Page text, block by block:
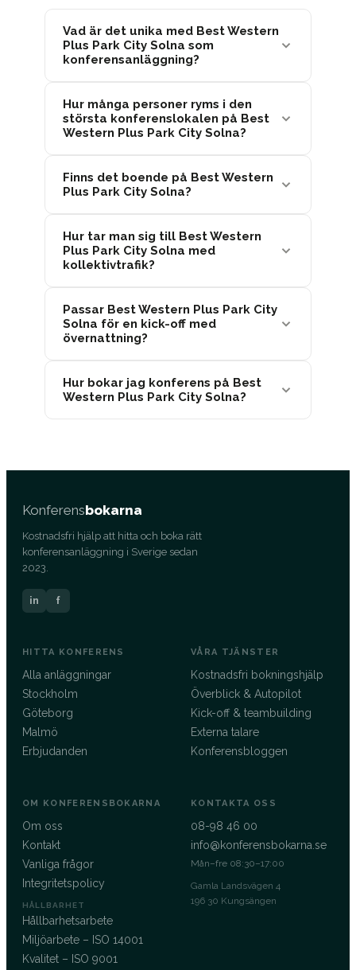
Vad är det unika med Best Western
Plus Park City Solna som
konferensanläggning?
Hur många personer ryms i den
största konferenslokalen på Best
Western Plus Park City Solna?
Finns det boende på Best Western
Plus Park City Solna?
Hur tar man sig till Best Western
Plus Park City Solna med
kollektivtrafik?
Passar Best Western Plus Park City
Solna för en kick-off med
övernattning?
Hur bokar jag konferens på Best
Western Plus Park City Solna?
Konferensbokarna
Kostnadsfri hjälp att hitta och boka rätt
konferensanläggning i Sverige sedan
2023.
in f
HITTA KONFERENS
Alla anläggningar
Stockholm
Göteborg
Malmö
Erbjudanden
VÅRA TJÄNSTER
Kostnadsfri bokningshjälp
Överblick & Autopilot
Kick-off & teambuilding
Externa talare
Konferensbloggen
OM KONFERENSBOKARNA
Om oss
Kontakt
Vanliga frågor
Integritetspolicy
HÅLLBARHET
Hållbarhetsarbete
Miljöarbete – ISO 14001
Kvalitet – ISO 9001
KONTAKTA OSS
08-98 46 00
info@konferensbokarna.se
Mån–fre 08:30–17:00
Gamla Landsvägen 4
196 30 Kungsängen